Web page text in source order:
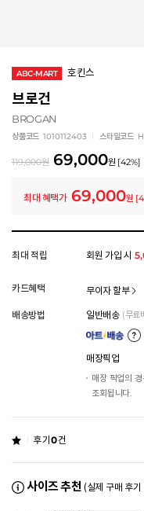
ABC-MART 호킨스
브로건
BROGAN
상품코드 1010112403 스타일코드
119,000원 69,000원 [42%]
최대 혜택가 69,000원 [
모든 혜택이 적용된 금액으로, 실
최대 적립 회원 가입 시
카드혜택 무이자 할부
배송방법 일반배송 (무료
매장픽업
매장 픽업의
조회됩니다.
후기0건
사이즈 추천 (실제 구매 후기